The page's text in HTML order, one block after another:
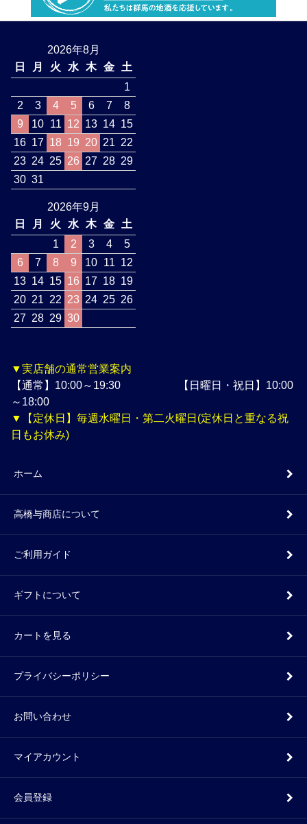
2026年8月
日
月 火 水 木 金
土
1
2
3 4 5 6 7
8
9
10 11 12 13 14 15
16 17 18 19 20 21 22
23 24 25 26 27 28 29
30 31
2026年9月
日
月 火 水 木 金
土
1
2 3 4
5
6
7 8 9 10 11 12
13 14 15 16 17 18 19
20 21 22 23 24 25 26
27 28 29 30
▼実店舗の通常営業案内
【通常】10:00～19:30 【日曜日・祝日】10:00
～18:00
▼【定休日】毎週水曜日・第二火曜日(定休日と重なる祝
日もお休み)
ホーム
高橋与商店について
ご利用ガイド
ギフトについて
カートを見る
プライバシーポリシー
お問い合わせ
マイアカウント
会員登録